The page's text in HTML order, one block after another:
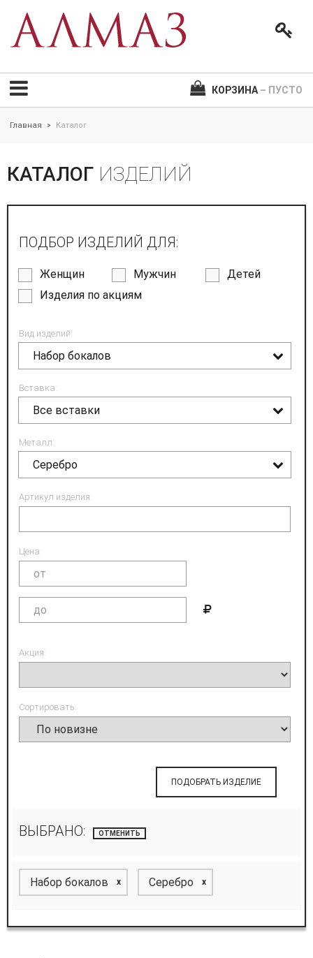
КОРЗИНА – ПУСТО
Главная > Каталог
КАТАЛОГ ИЗДЕЛИЙ
ПОДБОР ИЗДЕЛИЙ ДЛЯ:
Женщин Мужчин
Детей
Изделия по акциям
Вид изделий:
Набор бокалов
Вставка:
Все вставки
Металл:
Серебро
Артикул изделия:
Цена:
Акция:
Сортировать:
ПОДОБРАТЬ ИЗДЕЛИЕ
ВЫБРАНО: ОТМЕНИТЬ
Набор бокалов x Серебро x